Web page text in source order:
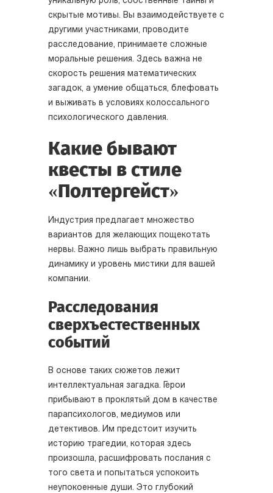
скрытые мотивы. Вы взаимодействуете с
другими участниками, проводите
расследование, принимаете сложные
моральные решения. Здесь важна не
скорость решения математических
загадок, а умение общаться, блефовать
и выживать в условиях колоссального
психологического давления.
Какие бывают
квесты в стиле
«Полтергейст»
Индустрия предлагает множество
вариантов для желающих пощекотать
нервы. Важно лишь выбрать правильную
динамику и уровень мистики для вашей
компании.
Расследования
сверхъестественных
событий
В основе таких сюжетов лежит
интеллектуальная загадка. Герои
прибывают в проклятый дом в качестве
парапсихологов, медиумов или
детективов. Им предстоит изучить
историю трагедии, которая здесь
произошла, расшифровать послания с
того света и попытаться успокоить
неупокоенные души. Это глубокий